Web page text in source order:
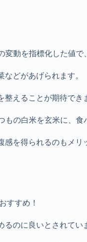
動を指標化した値で
どがあげられます。
えることが期待でき
の白米を玄米に、
を得られるのもメリ
すすめ！
のに良いとされてい